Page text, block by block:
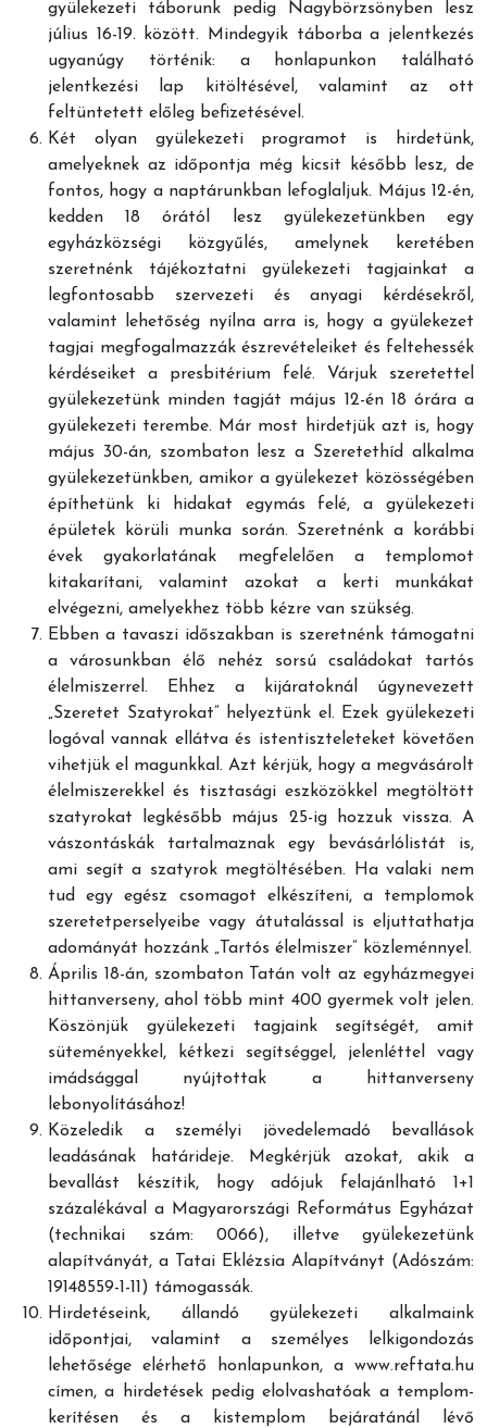
gyülekezeti táborunk pedig Nagybörzsönyben lesz
július 16-19. között. Mindegyik táborba a jelentkezés
ugyanúgy történik: a honlapunkon található
jelentkezési lap kitöltésével, valamint az ott
feltüntetett előleg befizetésével.
Két olyan gyülekezeti programot is hirdetünk,
amelyeknek az időpontja még kicsit később lesz, de
fontos, hogy a naptárunkban lefoglaljuk. Május 12-én,
kedden 18 órától lesz gyülekezetünkben egy
egyházközségi közgyűlés, amelynek keretében
szeretnénk tájékoztatni gyülekezeti tagjainkat a
legfontosabb szervezeti és anyagi kérdésekről,
valamint lehetőség nyílna arra is, hogy a gyülekezet
tagjai megfogalmazzák észrevételeiket és feltehessék
kérdéseiket a presbitérium felé. Várjuk szeretettel
gyülekezetünk minden tagját május 12-én 18 órára a
gyülekezeti terembe. Már most hirdetjük azt is, hogy
május 30-án, szombaton lesz a Szeretethíd alkalma
gyülekezetünkben, amikor a gyülekezet közösségében
építhetünk ki hidakat egymás felé, a gyülekezeti
épületek körüli munka során. Szeretnénk a korábbi
évek gyakorlatának megfelelően a templomot
kitakarítani, valamint azokat a kerti munkákat
elvégezni, amelyekhez több kézre van szükség.
Ebben a tavaszi időszakban is szeretnénk támogatni
a városunkban élő nehéz sorsú családokat tartós
élelmiszerrel. Ehhez a kijáratoknál úgynevezett
„Szeretet Szatyrokat” helyeztünk el. Ezek gyülekezeti
logóval vannak ellátva és istentiszteleteket követően
vihetjük el magunkkal. Azt kérjük, hogy a megvásárolt
élelmiszerekkel és tisztasági eszközökkel megtöltött
szatyrokat legkésőbb május 25-ig hozzuk vissza. A
vászontáskák tartalmaznak egy bevásárlólistát is,
ami segít a szatyrok megtöltésében. Ha valaki nem
tud egy egész csomagot elkészíteni, a templomok
szeretetperselyeibe vagy átutalással is eljuttathatja
adományát hozzánk „Tartós élelmiszer” közleménnyel.
Április 18-án, szombaton Tatán volt az egyházmegyei
hittanverseny, ahol több mint 400 gyermek volt jelen.
Köszönjük gyülekezeti tagjaink segítségét, amit
süteményekkel, kétkezi segítséggel, jelenléttel vagy
imádsággal nyújtottak a hittanverseny
lebonyolításához!
Közeledik a személyi jövedelemadó bevallások
leadásának határideje. Megkérjük azokat, akik a
bevallást készítik, hogy adójuk felajánlható 1+1
százalékával a Magyarországi Református Egyházat
(technikai szám: 0066), illetve gyülekezetünk
alapítványát, a Tatai Eklézsia Alapítványt (Adószám:
19148559-1-11) támogassák.
Hirdetéseink, állandó gyülekezeti alkalmaink
időpontjai, valamint a személyes lelkigondozás
lehetősége elérhető honlapunkon, a www.reftata.hu
címen, a hirdetések pedig elolvashatóak a templom-
kerítésen és a kistemplom bejáratánál lévő